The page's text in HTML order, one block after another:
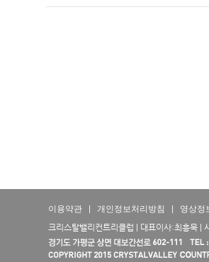
이용약관 개인정보처리방침
영상정
크리스탈밸리컨트리클럽 | 대표이사:최흥묵